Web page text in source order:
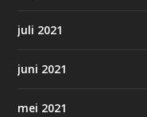
juli 2021
juni 2021
mei 2021